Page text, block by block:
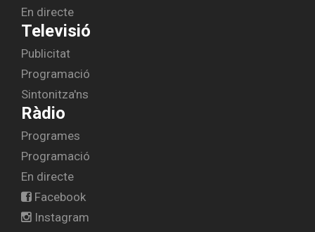
En directe
Televisió
Publicitat
Programació
Sintonitza'ns
Ràdio
Programes
Programació
En directe
Facebook
Instagram